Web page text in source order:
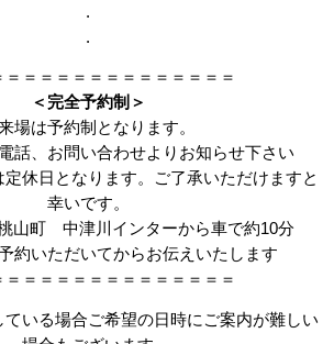
.
.
＝＝＝＝＝＝＝＝＝＝＝＝＝＝
＜完全予約制＞
場は予約制となります。
話、お問い合わせよりお知らせ下さい
休日となります。ご了承いただけますと
幸いです。
山町 中津川インターから車で約10分
約いただいてからお伝えいたします
＝＝＝＝＝＝＝＝＝＝＝＝＝＝
いる場合ご希望の日時にご案内が難しい